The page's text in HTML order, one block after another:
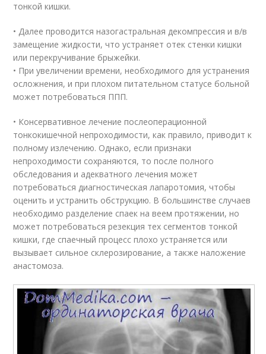
тонкой кишки.
• Далее проводится назогастральная декомпрессия и в/в
замещение жидкости, что устраняет отек стенки кишки
или перекручивание брыжейки.
• При увеличении времени, необходимого для устранения
осложнения, и при плохом питательном статусе больной
может потребоваться ППП.
• Консервативное лечение послеоперационной
тонкокишечной непроходимости, как правило, приводит к
полному излечению. Однако, если признаки
непроходимости сохраняются, то после полного
обследования и адекватного лечения может
потребоваться диагностическая лапаротомия, чтобы
оценить и устранить обструкцию. В большинстве случаев
необходимо разделение спаек на веем протяжении, но
может потребоваться резекция тех сегментов тонкой
кишки, где спаечный процесс плохо устраняется или
вызывает сильное склерозирование, а также наложение
анастомоза.